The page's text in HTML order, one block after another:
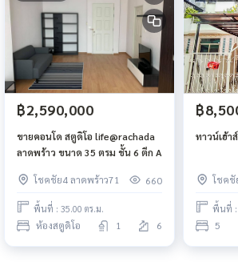
฿2,590,000
ขายคอนโด สตูดิโอ life@rachada
ลาดพร้าว ขนาด 35 ตรม ชั้น 6 ตึก A
โชคชัย4 ลาดพร้าว71 660
พื้นที่ : 35.00 ตร.ม.
ห้องสตูดิโอ 1 6
฿
โชคชั
พื้นที่ :
5